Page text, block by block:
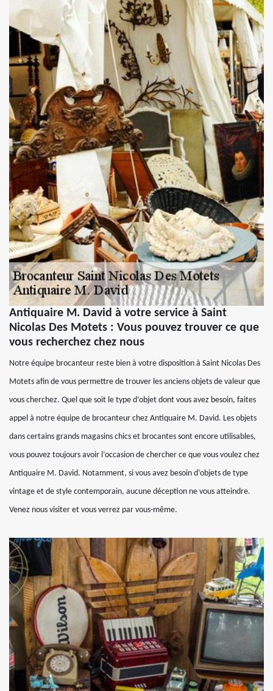
Antiquaire M. David à votre service à Saint
Nicolas Des Motets : Vous pouvez trouver ce que
vous recherchez chez nous
Notre équipe brocanteur reste bien à votre disposition à Saint Nicolas Des
Motets afin de vous permettre de trouver les anciens objets de valeur que
vous cherchez. Quel que soit le type d’objet dont vous avez besoin, faites
appel à notre équipe de brocanteur chez Antiquaire M. David. Les objets
dans certains grands magasins chics et brocantes sont encore utilisables,
vous pouvez toujours avoir l’occasion de chercher ce que vous voulez chez
Antiquaire M. David. Notamment, si vous avez besoin d’objets de type
vintage et de style contemporain, aucune déception ne vous atteindre.
Venez nous visiter et vous verrez par vous-même.